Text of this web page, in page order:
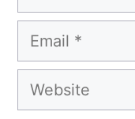
Email
Website